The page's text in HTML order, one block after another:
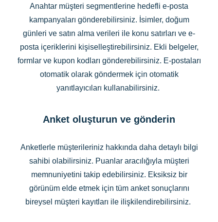
Anahtar müşteri segmentlerine hedefli e-posta
kampanyaları gönderebilirsiniz. İsimler, doğum
günleri ve satın alma verileri ile konu satırları ve e-
posta içeriklerini kişiselleştirebilirsiniz. Ekli belgeler,
formlar ve kupon kodları gönderebilirsiniz. E-postaları
otomatik olarak göndermek için otomatik
yanıtlayıcıları kullanabilirsiniz.
Anket oluşturun ve gönderin
Anketlerle müşterileriniz hakkında daha detaylı bilgi
sahibi olabilirsiniz. Puanlar aracılığıyla müşteri
memnuniyetini takip edebilirsiniz. Eksiksiz bir
görünüm elde etmek için tüm anket sonuçlarını
bireysel müşteri kayıtları ile ilişkilendirebilirsiniz.